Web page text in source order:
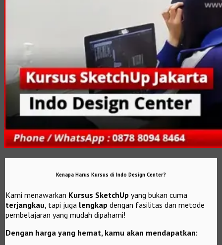
Kenapa Harus Kursus di Indo Design Center?
Kami menawarkan Kursus SketchUp yang bukan cuma
terjangkau, tapi juga lengkap dengan fasilitas dan metode
pembelajaran yang mudah dipahami!
Dengan harga yang hemat, kamu akan mendapatkan: